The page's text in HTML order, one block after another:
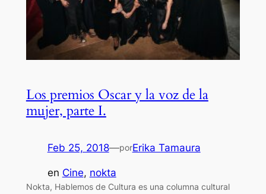
Los premios Oscar y la voz de la
mujer, parte I.
Feb 25, 2018—porErika Tamaura
en Cine, nokta
Nokta, Hablemos de Cultura es una columna cultural